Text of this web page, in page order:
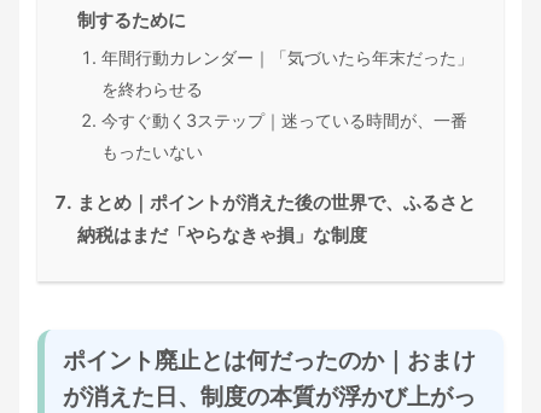
制するために
年間行動カレンダー｜「気づいたら年末だった」
を終わらせる
今すぐ動く3ステップ｜迷っている時間が、一番
もったいない
まとめ｜ポイントが消えた後の世界で、ふるさと
納税はまだ「やらなきゃ損」な制度
ポイント廃止とは何だったのか｜おまけ
が消えた日、制度の本質が浮かび上がっ